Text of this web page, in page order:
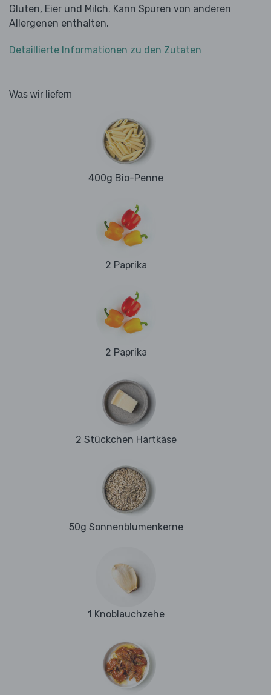
Gluten, Eier und Milch. Kann Spuren von anderen
Allergenen enthalten.
Detaillierte Informationen zu den Zutaten
Was wir liefern
400g Bio-Penne
2 Paprika
2 Paprika
2 Stückchen Hartkäse
50g Sonnenblumenkerne
1 Knoblauchzehe